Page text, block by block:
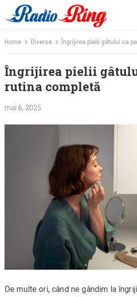
to
Home Diverse Îngrijirea pielii gâtului ca
Îngrijirea pielii
rutina completă
mai 6, 2025
De multe ori, când ne gândim la